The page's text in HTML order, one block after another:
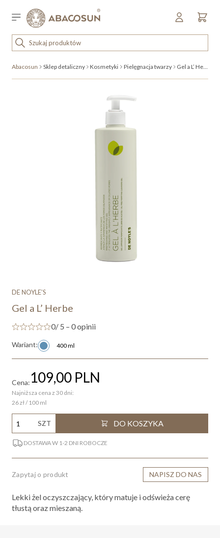
Sklep detaliczny
OUTLET
KOSMETYKI
Abacosun Sklep detaliczny Kosmetyki Pielęgnacja twarzy Gel a L’ Herbe
DE NOYLE’S
Gel a L’ Herbe
0/ 5 – 0 opinii
Wariant: 400 ml
Cena: 109,00 PLN
Najniższa cena z 30 dni:
26 zł / 100 ml
SZT DO KOSZYKA
DOSTAWA W 1-2 DNI ROBOCZE
Zapytaj o produkt NAPISZ DO NAS
Lekki żel oczyszczający, który matuje i odświeża cerę
tłustą oraz mieszaną.